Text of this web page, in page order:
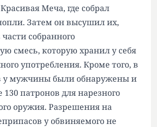
Меча, где собрал
Затем он высушил их,
собранного
смесь, которую хранил у себя
употребления. Кроме того, в
у мужчины были обнаружены и
130 патронов для нарезного
оружия. Разрешения на
у обвиняемого не